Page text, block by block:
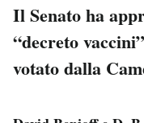
Il Senato ha
“decreto
votato dalla